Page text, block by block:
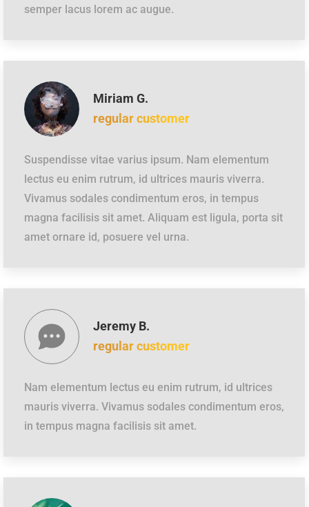
semper lacus lorem ac augue.
Miriam G.
regular customer
Suspendisse vitae varius ipsum. Nam elementum
lectus eu enim rutrum, id ultrices mauris viverra.
Vivamus sodales condimentum eros, in tempus
magna facilisis sit amet. Aliquam est ligula, porta sit
amet ornare id, posuere vel urna.
Jeremy B.
regular customer
Nam elementum lectus eu enim rutrum, id ultrices
mauris viverra. Vivamus sodales condimentum eros,
in tempus magna facilisis sit amet.